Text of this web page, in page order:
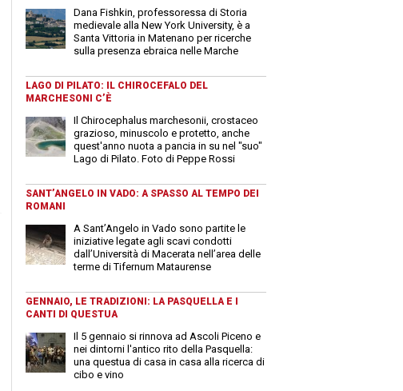
Dana Fishkin, professoressa di Storia
medievale alla New York University, è a
Santa Vittoria in Matenano per ricerche
sulla presenza ebraica nelle Marche
LAGO DI PILATO: IL CHIROCEFALO DEL
MARCHESONI C’È
Il Chirocephalus marchesonii, crostaceo
grazioso, minuscolo e protetto, anche
quest'anno nuota a pancia in su nel "suo"
Lago di Pilato. Foto di Peppe Rossi
SANT’ANGELO IN VADO: A SPASSO AL TEMPO DEI
ROMANI
A Sant’Angelo in Vado sono partite le
iniziative legate agli scavi condotti
dall’Università di Macerata nell’area delle
terme di Tifernum Mataurense
GENNAIO, LE TRADIZIONI: LA PASQUELLA E I
CANTI DI QUESTUA
Il 5 gennaio si rinnova ad Ascoli Piceno e
nei dintorni l'antico rito della Pasquella:
una questua di casa in casa alla ricerca di
cibo e vino